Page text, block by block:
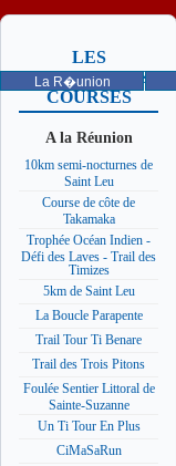
La R�union
LES
PROCHAINES
COURSES
A la Réunion
10km semi-nocturnes de
Saint Leu
Course de côte de
Takamaka
Trophée Océan Indien -
Défi des Laves - Trail des
Timizes
5km de Saint Leu
La Boucle Parapente
Trail Tour Ti Benare
Trail des Trois Pitons
Foulée Sentier Littoral de
Sainte-Suzanne
Un Ti Tour En Plus
CiMaSaRun